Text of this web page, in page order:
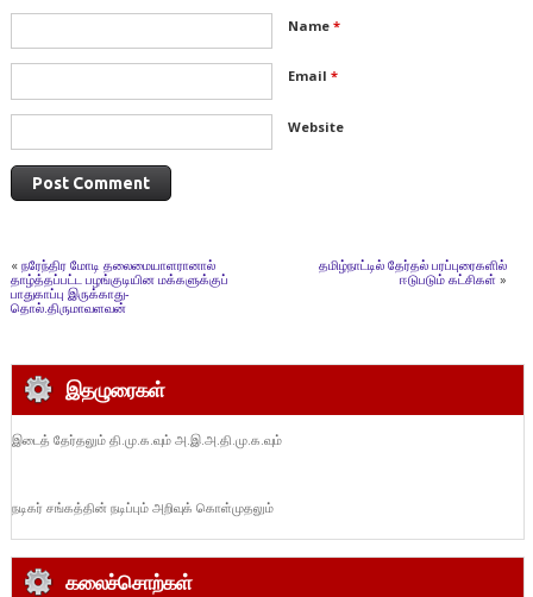
Name *
Email *
Website
« நரேந்திர மோடி தலைமையாளரானால்
தாழ்த்தப்பட்ட பழங்குடியின மக்களுக்குப்
பாதுகாப்பு இருக்காது-
தொல்.திருமாவளவன்
தமிழ்நாட்டில் தேர்தல் பரப்புரைகளில்
ஈடுபடும் கட்சிகள் »
இதழுரைகள்
இடைத் தேர்தலும் தி.மு.க.வும் அ.இ.அ.தி.மு.க.வும்
நடிகர் சங்கத்தின் நடிப்பும் அறிவுக் கொள்முதலும்
கலைச்சொற்கள்